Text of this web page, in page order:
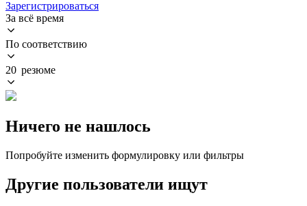
Зарегистрироваться
За всё время
По соответствию
20 резюме
Ничего не нашлось
Попробуйте изменить формулировку или фильтры
Другие пользователи ищут